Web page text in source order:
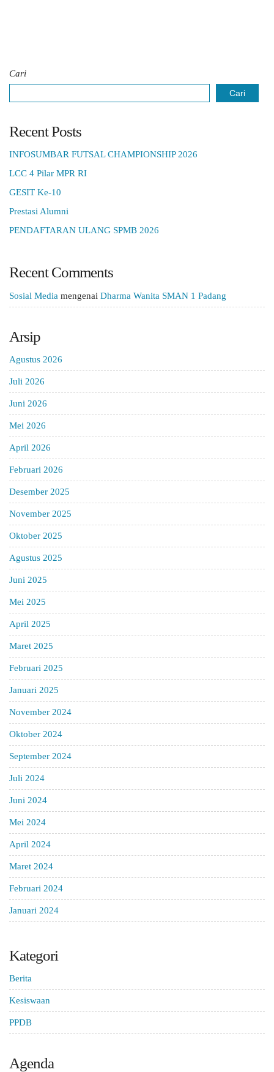
Cari
Cari
Recent Posts
INFOSUMBAR FUTSAL CHAMPIONSHIP 2026
LCC 4 Pilar MPR RI
GESIT Ke-10
Prestasi Alumni
PENDAFTARAN ULANG SPMB 2026
Recent Comments
Sosial Media mengenai Dharma Wanita SMAN 1 Padang
Arsip
Agustus 2026
Juli 2026
Juni 2026
Mei 2026
April 2026
Februari 2026
Desember 2025
November 2025
Oktober 2025
Agustus 2025
Juni 2025
Mei 2025
April 2025
Maret 2025
Februari 2025
Januari 2025
November 2024
Oktober 2024
September 2024
Juli 2024
Juni 2024
Mei 2024
April 2024
Maret 2024
Februari 2024
Januari 2024
Kategori
Berita
Kesiswaan
PPDB
Agenda